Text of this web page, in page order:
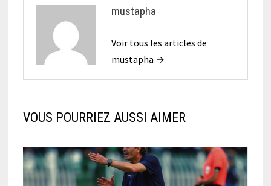
mustapha
Voir tous les articles de
mustapha →
VOUS POURRIEZ AUSSI AIMER